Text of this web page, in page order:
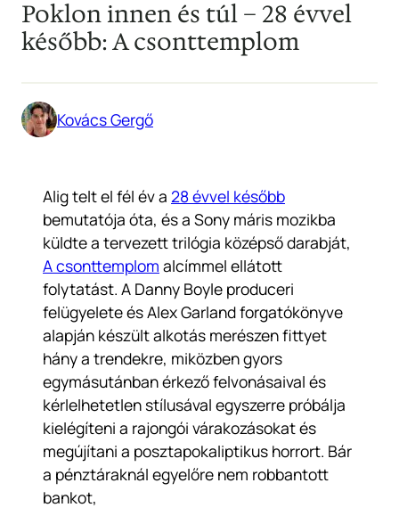
Poklon innen és túl – 28 évvel
később: A csonttemplom
Kovács Gergő
Alig telt el fél év a 28 évvel később
bemutatója óta, és a Sony máris mozikba
küldte a tervezett trilógia középső darabját,
A csonttemplom alcímmel ellátott
folytatást. A Danny Boyle produceri
felügyelete és Alex Garland forgatókönyve
alapján készült alkotás merészen fittyet
hány a trendekre, miközben gyors
egymásutánban érkező felvonásaival és
kérlelhetetlen stílusával egyszerre próbálja
kielégíteni a rajongói várakozásokat és
megújítani a posztapokaliptikus horrort. Bár
a pénztáraknál egyelőre nem robbantott
bankot,